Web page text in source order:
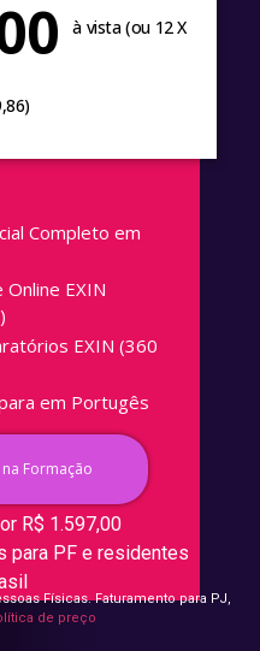
à vista (ou 12 X
Completo em
EXIN
EXIN (360
em Portugês
Formação
R$ 1.597,00
para PF e residentes
Físicas. Faturamento para PJ,
de preço